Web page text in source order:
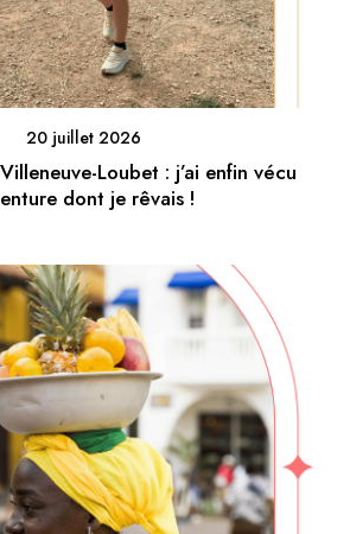
20 juillet 2026
Loubet : j’ai enfin vécu
dont je rêvais !